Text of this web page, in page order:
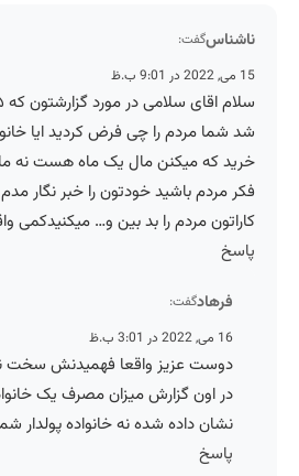
ناشناسگفت:
15 می, 2022 در 9:01 ب.ظ
شد شما مردم را چی فرض کردید ایا
خرید که میکنن مال یک ماه هست نه
فکر مردم باشید خودتون را خبر نگار مدم
کاراتون مردم را بد بین و… میکنیدکمی
پاسخ
فرهادگفت:
16 می, 2022 در 3:01 ب.ظ
دوست عزیز واقعا فهمیدنش
در اون گزارش میزان مصرف یک
نشان داده شده نه خانواده پولدار
پاسخ